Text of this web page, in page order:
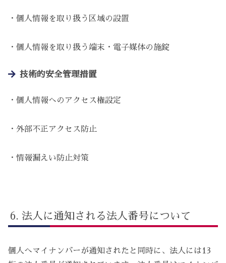
・個人情報を取り扱う区域の設置
・個人情報を取り扱う端末・電子媒体の施錠
技術的安全管理措置
・個人情報へのアクセス権設定
・外部不正アクセス防止
・情報漏えい防止対策
法人に通知される法人番号について
個人へマイナンバーが通知されたと同時に、法人には13